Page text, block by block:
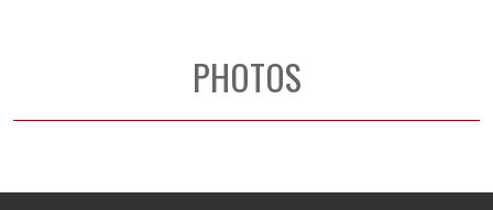
PHOTOS